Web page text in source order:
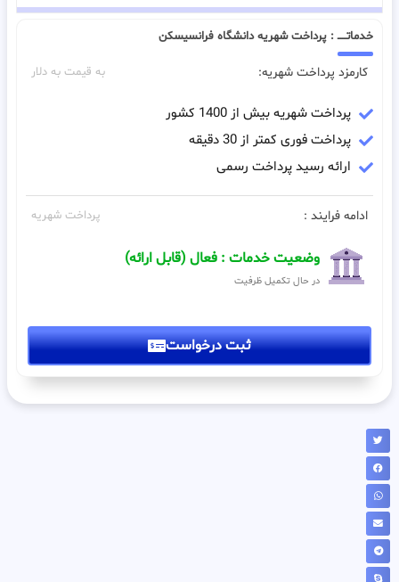
خدماتـــــ : پرداخت شهریه دانشگاه فرانسیسکن
کارمزد پرداخت شهریه: به قیمت به دلار
پرداخت شهریه بیش از 1400 کشور
پرداخت فوری کمتر از 30 دقیقه
ارائه رسید پرداخت رسمی
ادامه فرایند : پرداخت شهریه
وضعیت خدمات : فعال (قابل ارائه)
در حال تکمیل ظرفیت
ثبت درخواست